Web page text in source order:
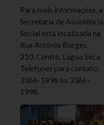
Para mais informações, a
Secretaria de Assistência
Social está localizada na
Rua Antônio Borges,
210, Centro, Lagoa Seca.
Telefones para contato:
3366-1896 ou 3366-
1998.